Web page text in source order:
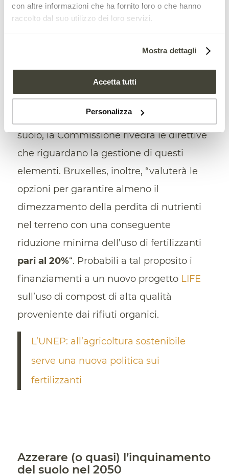
con altre informazioni che ha fornito loro o che hanno
raccolto dal suo utilizzo dei loro servizi.
Mostra dettagli
Accetta tutti
Personalizza
vantaggi legati al riciclo della materia
depurazione, letame trasformato e altri
fertilizzantinaturali. Per
garantire la sicurezza del processo
produttivo ed evitare l’inquinamento del
suolo, la Commissione rivedrà le direttive
che riguardano la gestione di questi
elementi. Bruxelles, inoltre, “valuterà le
opzioni per garantire almeno il
dimezzamento della perdita di nutrienti
nel terreno con una conseguente
riduzione minima dell’uso di fertilizzanti
pari al 20%“. Probabili a tal proposito i
finanziamenti a un nuovo progetto LIFE
sull’uso di compost di alta qualità
proveniente dai rifiuti organici.
L’UNEP: all’agricoltura sostenibile
serve una nuova politica sui
fertilizzanti
Azzerare (o quasi) l’inquinamento
del suolo nel 2050